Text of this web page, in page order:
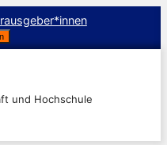
und Hochschule